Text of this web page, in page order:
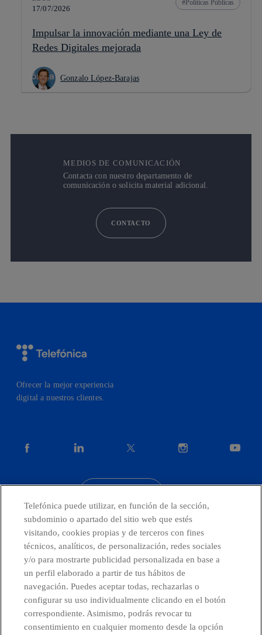
17/07/2026
Políticas Públicas
Impulsar la innovación mediante una Ley de
Redes Digitales mejorada
Gonzalo López-Barajas
MEDIOS DE COMUNICACIÓN
Contacta con nuestro departamento de
comunicación o solicita material adicional.
CONTACTO
Ofrecer la mejor experiencia
digital a nuestros clientes.
facebook instagram
Países y Unidades emergentes
Canal de Denuncias
Centro Global Transparencia
Telefónica puede utilizar, en función de la sección,
subdominio o apartado del sitio web que estés
visitando, cookies propias y de terceros con fines
técnicos, analíticos, de personalización, redes sociales
y/o para mostrarte publicidad personalizada en base a
un perfil elaborado a partir de tus hábitos de
navegación. Puedes aceptar todas, rechazarlas o
configurar su uso individualmente clicando en el botón
correspondiente. Asimismo, podrás revocar tu
consentimiento en cualquier momento desde la opción